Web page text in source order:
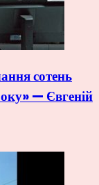
сотень
— Євгеній